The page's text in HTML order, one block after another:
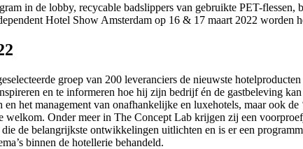
in de lobby, recycable badslippers van gebruikte PET-
Hotel Show Amsterdam op 16 & 17 maart 2022 worden
groep van 200 leveranciers de nieuwste
en te informeren hoe hij zijn bedrijf én de gastbeleving
het management van onafhankelijke en luxehotels, maar ook de
welkom. Onder meer in The Concept Lab krijgen zij een
de belangrijkste ontwikkelingen uitlichten en is er een
binnen de hotellerie behandeld.